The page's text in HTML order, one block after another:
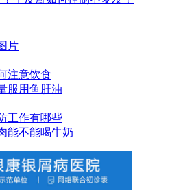
片
注意饮食
服用鱼肝油
工作有哪些
能不能喝牛奶